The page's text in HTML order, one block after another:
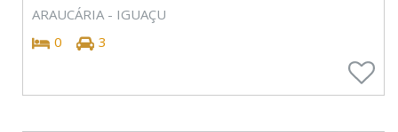
ARAUCÁRIA - IGUAÇU
0
3